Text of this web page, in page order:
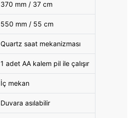
370 mm / 37 cm
550 mm / 55 cm
Quartz saat mekanizması
1 adet AA kalem pil ile çalışır
İç mekan
Duvara asılabilir